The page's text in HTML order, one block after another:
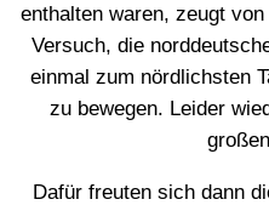
enthalten waren, zeugt
Versuch, die
einmal zum nördlichsten
zu bewegen. Leider
Dafür freuten sich dann